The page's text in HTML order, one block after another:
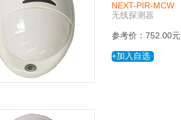
NEXT-PIR-MCW
无线探测器
参考价：752.00元
+加入自选